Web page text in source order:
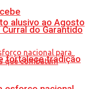
do Garantido
fortalece tradição
alusivo ao Agosto